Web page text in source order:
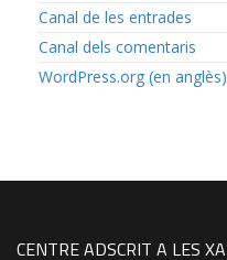
Canal de les entrades
Canal dels comentaris
WordPress.org (en anglès)
CENTRE ADSCRIT A LES